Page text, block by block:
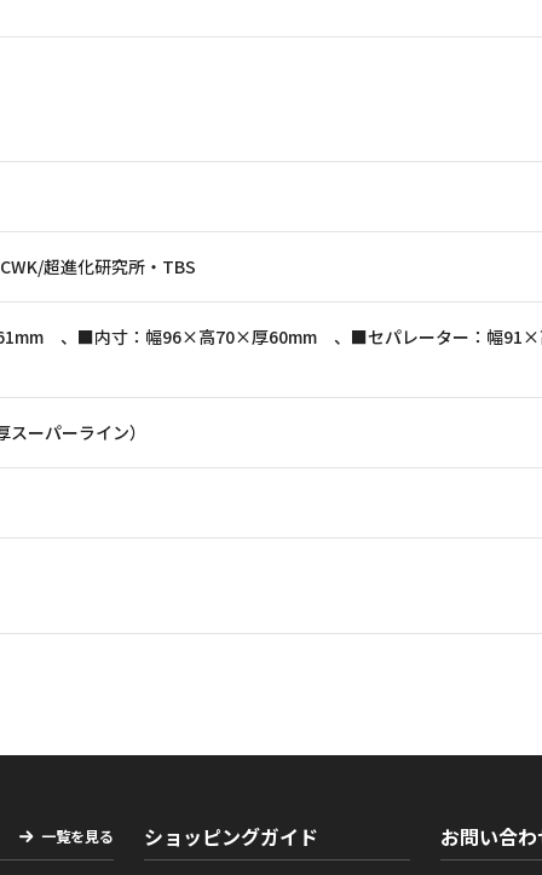
超進化研究所・TBS
、■内寸：幅96×高70×厚60mm 、■セパレーター：幅91×
ーパーライン）
一覧を見る ショッピングガイド お問い合わ